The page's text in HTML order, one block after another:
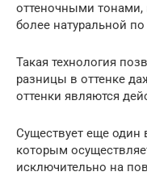
оттеночными тонами,
более натуральной по
Такая технология
разницы в оттенке
оттенки являются
Существует еще один
которым
исключительно на